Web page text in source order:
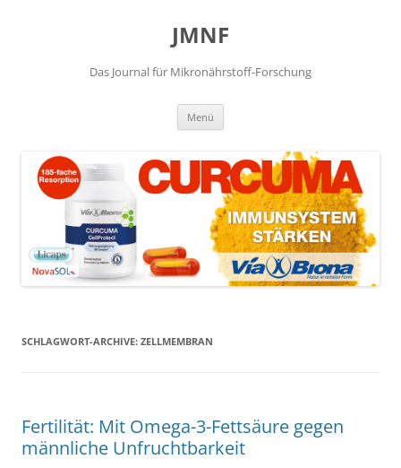
JMNF
Das Journal für Mikronährstoff-Forschung
Menü
SCHLAGWORT-ARCHIVE: ZELLMEMBRAN
Fertilität: Mit Omega-3-Fettsäure gegen
männliche Unfruchtbarkeit